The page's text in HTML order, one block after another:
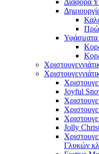
Υφάσματα
Joyful
Jolly
Γλυκών